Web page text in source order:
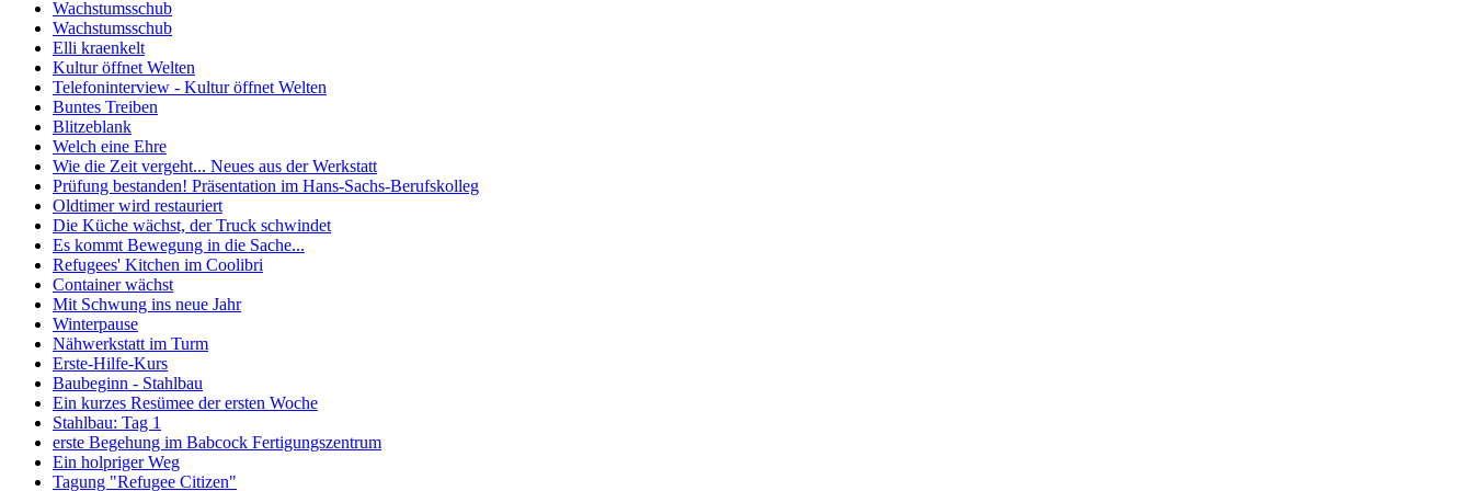
Wachstumsschub
Wachstumsschub
Elli kraenkelt
Kultur öffnet Welten
Telefoninterview - Kultur öffnet Welten
Buntes Treiben
Blitzeblank
Welch eine Ehre
Wie die Zeit vergeht... Neues aus der Werkstatt
Prüfung bestanden! Präsentation im Hans-Sachs-Berufskolleg
Oldtimer wird restauriert
Die Küche wächst, der Truck schwindet
Es kommt Bewegung in die Sache...
Refugees' Kitchen im Coolibri
Container wächst
Mit Schwung ins neue Jahr
Winterpause
Nähwerkstatt im Turm
Erste-Hilfe-Kurs
Baubeginn - Stahlbau
Ein kurzes Resümee der ersten Woche
Stahlbau: Tag 1
erste Begehung im Babcock Fertigungszentrum
Ein holpriger Weg
Tagung "Refugee Citizen"